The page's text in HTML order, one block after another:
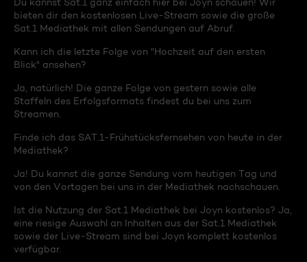
bieten dir den kostenlosen Live-Stream sowie die große
Sat.1 Mediathek mit allen Sendungen auf Abruf.
Kann ich die letzte Folge von "Hochzeit auf den ersten
Blick" ansehen?
Ja, natürlich! Die ganze Folge von gestern sowie alle
Staffeln des Erfolgsformats findest du bei uns zum
Streamen.
Finde ich das SAT.1-Frühstücksfernsehen von heute in der
Mediathek?
Ja! Du kannst die ganze Sendung vom heutigen Tag und
von den Vortagen bei uns in der Mediathek nachschauen.
Ist die Nutzung der Sat.1 Mediathek bei Joyn kostenlos? Ja,
eine riesige Auswahl an Inhalten aus der Sat.1 Mediathek
sowie der Live-Stream sind bei Joyn komplett kostenlos
verfügbar.